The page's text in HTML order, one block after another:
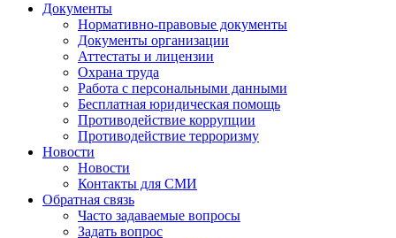
Документы
Нормативно-правовые документы
Документы организации
Аттестаты и лицензии
Охрана труда
Работа с персональными данными
Бесплатная юридическая помощь
Противодействие коррупции
Противодействие терроризму
Новости
Новости
Контакты для СМИ
Обратная связь
Часто задаваемые вопросы
Задать вопрос